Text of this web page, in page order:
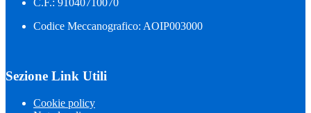
Codice Meccanografico: AOIP003000
Sezione Link Utili
Cookie policy